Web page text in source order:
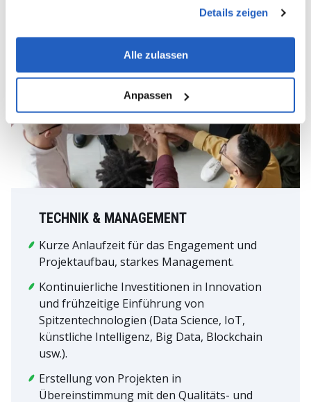
Details zeigen
Alle zulassen
Anpassen
Lösungen zu liefern, die den spezifischen
TECHNIK & MANAGEMENT
Kurze Anlaufzeit für das Engagement und
Projektaufbau, starkes Management.
Kontinuierliche Investitionen in Innovation
und frühzeitige Einführung von
Spitzentechnologien (Data Science, IoT,
künstliche Intelligenz, Big Data, Blockchain
usw.).
Erstellung von Projekten in
Übereinstimmung mit den Qualitäts- und